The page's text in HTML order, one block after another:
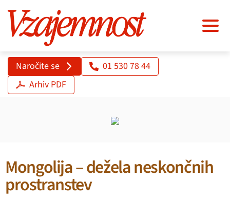
Naročite se
01 530 78 44
Arhiv PDF
Mongolija – dežela neskončnih
prostranstev